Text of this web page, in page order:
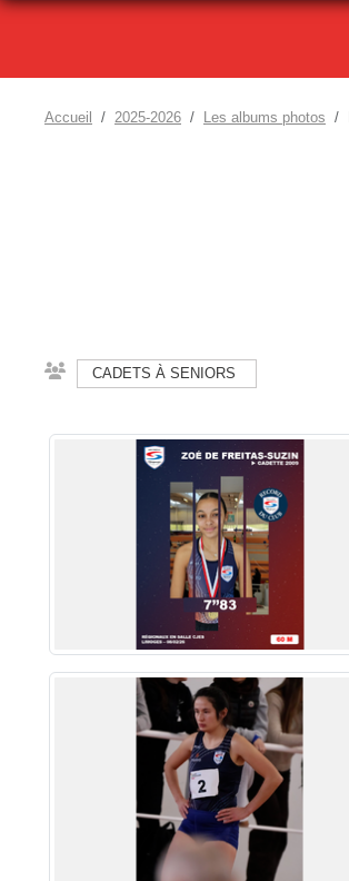
Accueil 2025-2026 Les albums photos
CADETS À SENIORS